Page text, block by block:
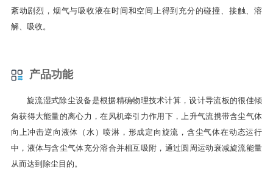
紊动剧烈，烟气与吸收液在时间和空间上得到充分的碰撞、接触、溶
解、吸收。
产品功能
旋流湿式除尘设备是根据精确物理技术计算，设计导流板的很佳倾
角获得大能量的离心力，在风机牵引力作用下，上升气流携带含尘气体
向上冲击逆向液体（水）喷淋，形成定向旋流，含尘气体在动态运行
中，液体与含尘气体充分溶合并相互吸附，通过圆周运动衰减旋流能量
从而达到除尘目的。